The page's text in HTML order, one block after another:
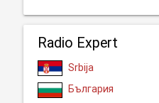
Radio Expert
Srbija
България